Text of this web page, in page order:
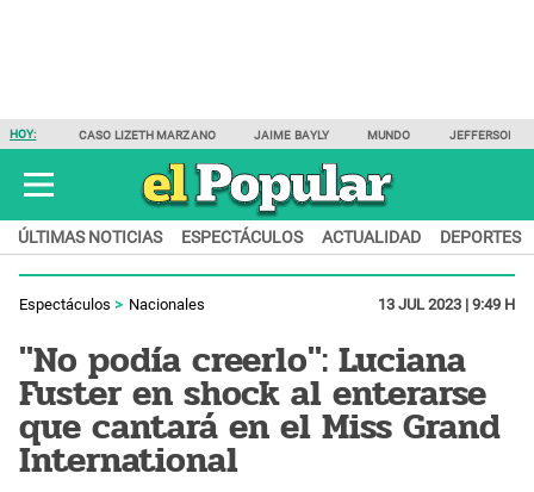
HOY: CASO LIZETH MARZANO JAIME BAYLY MUNDO JEFFERSON
ÚLTIMAS NOTICIAS ESPECTÁCULOS ACTUALIDAD DEPORTES
Espectáculos Nacionales 13 JUL 2023 | 9:49 H
"No podía creerlo": Luciana
Fuster en shock al enterarse
que cantará en el Miss Grand
International